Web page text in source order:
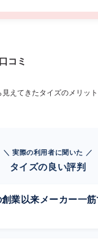
コミ
えてきたタイズのメリッ
＼ 実際の利用者に聞いた ／
タイズの良い評判
業以来メーカー一